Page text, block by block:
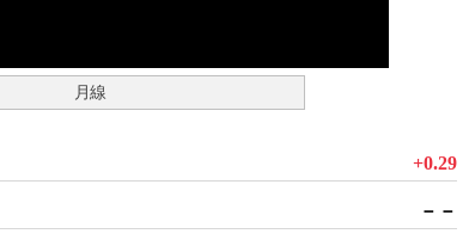
月線
+0.29
－－